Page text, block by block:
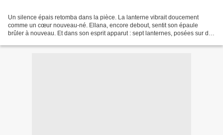
Un silence épais retomba dans la pièce. La lanterne vibrait doucement
comme un cœur nouveau-né. Ellana, encore debout, sentit son épaule
brûler à nouveau. Et dans son esprit apparut : sept lanternes, posées sur des